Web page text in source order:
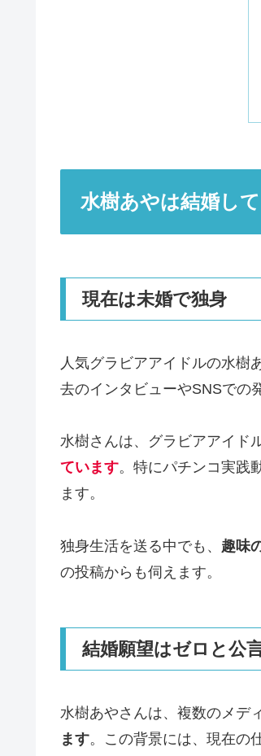
水樹あやは結婚し
現在は未婚で独身
人気グラビアアイドルの水樹
去のインタビューやSNSでの
水樹さんは、グラビアアイド
ています。特にパチンコ実践
ます。
独身生活を送る中でも、 趣味
の投稿からも伺えます。
結婚願望はゼロと公
水樹あやさんは、複数のメデ
ます。この背景には、現在の